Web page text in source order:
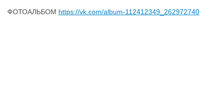
ФОТОАЛЬБОМ https://vk.com/album-112412349_262972740